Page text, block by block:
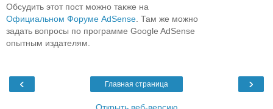
Обсудить этот пост можно также на
Официальном Форуме AdSense. Там же можно
задать вопросы по программе Google AdSense
опытным издателям.
‹ ›
Главная страница